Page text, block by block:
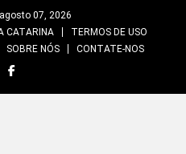
07, 2026
CATARINA
TERMOS DE USO
SOBRE NÓS CONTATE-NOS